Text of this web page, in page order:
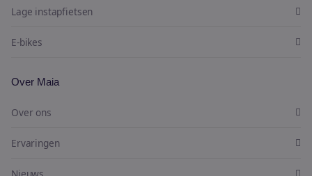
Lage instapfietsen
E-bikes
Over Maia
Over ons
Ervaringen